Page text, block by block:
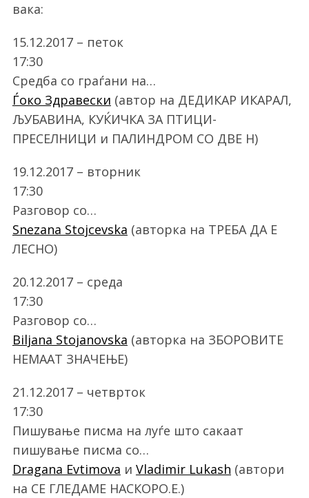
вака:
15.12.2017 – петок
17:30
Средба со граѓани на…
Ѓоко Здравески (автор на ДЕДИКАР ИКАРАЛ,
ЉУБАВИНА, КУЌИЧКА ЗА ПТИЦИ-
ПРЕСЕЛНИЦИ и ПАЛИНДРОМ СО ДВЕ Н)
19.12.2017 – вторник
17:30
Разговор со…
Snezana Stojcevska (авторка на ТРЕБА ДА Е
ЛЕСНО)
20.12.2017 – среда
17:30
Разговор со…
Biljana Stojanovska (авторка на ЗБОРОВИТЕ
НЕМААТ ЗНАЧЕЊЕ)
21.12.2017 – четврток
17:30
Пишување писма на луѓе што сакаат
пишување писма со…
Dragana Evtimova и Vladimir Lukash (автори
на СЕ ГЛЕДАМЕ НАСКОРО.Е.)